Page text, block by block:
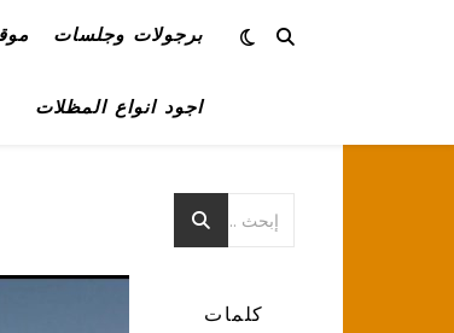
برجولات وجلسات
اجود انواع المظلات
كلمات